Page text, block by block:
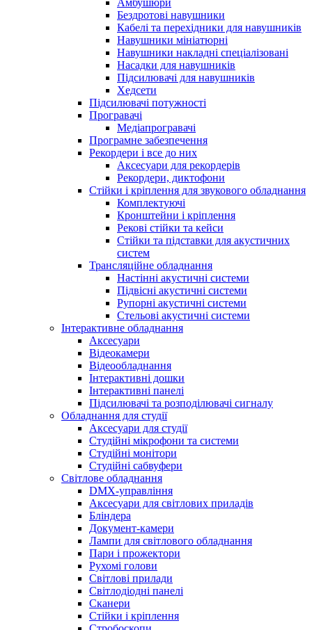
Амбушюри
Бездротові навушники
Кабелі та перехідники для навушників
Навушники мініатюрні
Навушники накладні спеціалізовані
Насадки для навушників
Підсилювачі для навушників
Хедсети
Підсилювачі потужності
Програвачі
Медіапрогравачі
Програмне забезпечення
Рекордери і все до них
Аксесуари для рекордерів
Рекордери, диктофони
Стійки і кріплення для звукового обладнання
Комплектуючі
Кронштейни і кріплення
Рекові стійки та кейси
Стійки та підставки для акустичних
систем
Трансляційне обладнання
Настінні акустичні системи
Підвісні акустичні системи
Рупорні акустичні системи
Стельові акустичні системи
Інтерактивне обладнання
Аксесуари
Відеокамери
Відеообладнання
Інтерактивні дошки
Інтерактивні панелі
Підсилювачі та розподілювачі сигналу
Обладнання для студії
Аксесуари для студії
Студійні мікрофони та системи
Студійні монітори
Студійні сабвуфери
Світлове обладнання
DMX-управління
Аксесуари для світлових приладів
Бліндера
Документ-камери
Лампи для світлового обладнання
Пари і прожектори
Рухомі голови
Світлові прилади
Світлодіодні панелі
Сканери
Стійки і кріплення